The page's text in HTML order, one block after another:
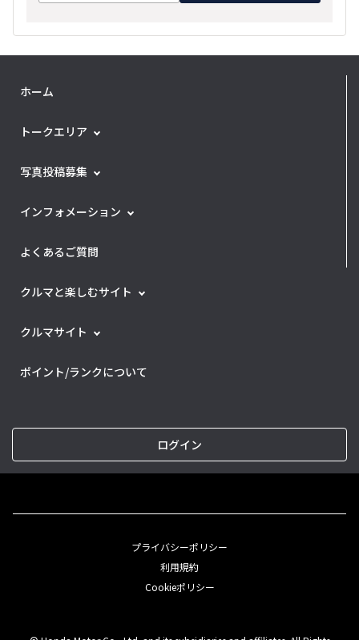
ホーム
トークエリア
写真投稿募集
インフォメーション
よくあるご質問
クルマと楽しむサイト
クルマサイト
ポイント/ランクについて
ログイン
プライバシーポリシー
利用規約
Cookieポリシー